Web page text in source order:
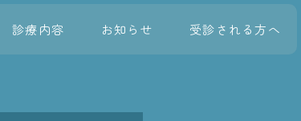
診療内容 お知らせ 受診される方へ